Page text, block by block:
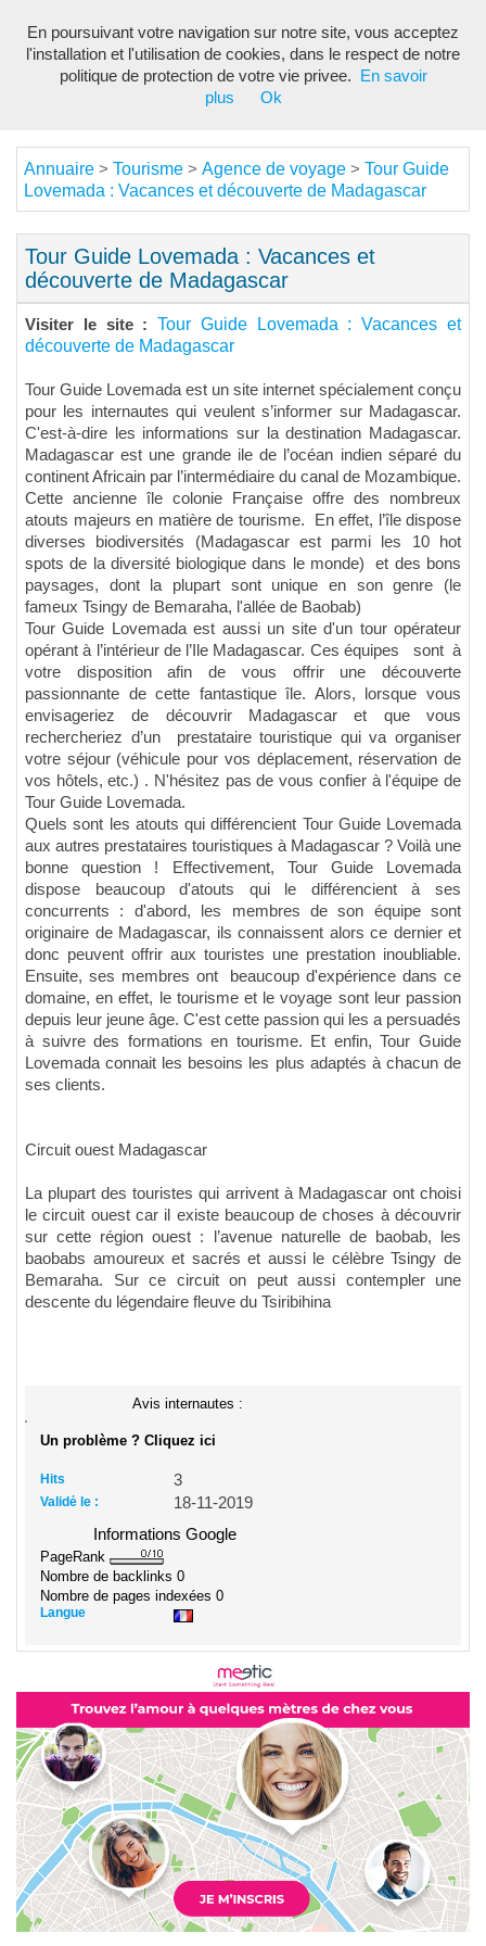
Annuaire > Tourisme > Agence de voyage > Tour Guide
Lovemada : Vacances et découverte de Madagascar
Tour Guide Lovemada : Vacances et
découverte de Madagascar
Visiter le site :Tour Guide Lovemada : Vacances et
découverte de Madagascar
Tour Guide Lovemada est un site internet spécialement conçu
pour les internautes qui veulent s’informer sur Madagascar.
C'est-à-dire les informations sur la destination Madagascar.
Madagascar est une grande ile de l’océan indien séparé du
continent Africain par l’intermédiaire du canal de Mozambique.
Cette ancienne île colonie Française offre des nombreux
atouts majeurs en matière de tourisme. En effet, l’île dispose
diverses biodiversités (Madagascar est parmi les 10 hot
spots de la diversité biologique dans le monde) et des bons
paysages, dont la plupart sont unique en son genre (le
fameux Tsingy de Bemaraha, l'allée de Baobab)
Tour Guide Lovemada est aussi un site d'un tour opérateur
opérant à l’intérieur de l’Ile Madagascar. Ces équipes sont à
votre disposition afin de vous offrir une découverte
passionnante de cette fantastique île. Alors, lorsque vous
envisageriez de découvrir Madagascar et que vous
rechercheriez d’un prestataire touristique qui va organiser
votre séjour (véhicule pour vos déplacement, réservation de
vos hôtels, etc.) . N'hésitez pas de vous confier à l'équipe de
Tour Guide Lovemada.
Quels sont les atouts qui différencient Tour Guide Lovemada
aux autres prestataires touristiques à Madagascar ? Voilà une
bonne question ! Effectivement, Tour Guide Lovemada
dispose beaucoup d'atouts qui le différencient à ses
concurrents : d'abord, les membres de son équipe sont
originaire de Madagascar, ils connaissent alors ce dernier et
donc peuvent offrir aux touristes une prestation inoubliable.
Ensuite, ses membres ont beaucoup d'expérience dans ce
domaine, en effet, le tourisme et le voyage sont leur passion
depuis leur jeune âge. C'est cette passion qui les a persuadés
à suivre des formations en tourisme. Et enfin, Tour Guide
Lovemada connait les besoins les plus adaptés à chacun de
ses clients.
Circuit ouest Madagascar
La plupart des touristes qui arrivent à Madagascar ont choisi
le circuit ouest car il existe beaucoup de choses à découvrir
sur cette région ouest : l’avenue naturelle de baobab, les
baobabs amoureux et sacrés et aussi le célèbre Tsingy de
Bemaraha. Sur ce circuit on peut aussi contempler une
descente du légendaire fleuve du Tsiribihina
Avis internautes :
Un problème ? Cliquez ici
Hits 3
Validé le :
18-11-2019
Informations Google
PageRank
Nombre de backlinks 0
Nombre de pages indexées 0
Langue
En poursuivant votre navigation sur notre site, vous acceptez
l'installation et l'utilisation de cookies, dans le respect de notre
politique de protection de votre vie privee.
En savoir
plus
Ok